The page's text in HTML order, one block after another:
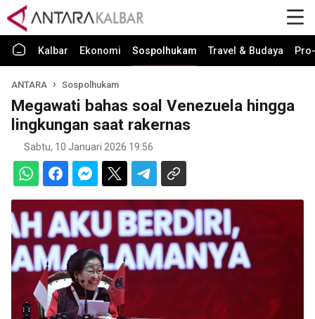
Kalbar Ekonomi Sospolhukam Travel & Budaya
ANTARA Sospolhukam
Megawati bahas soal Venezuela hingga
lingkungan saat rakernas
Sabtu, 10 Januari 2026 19:56